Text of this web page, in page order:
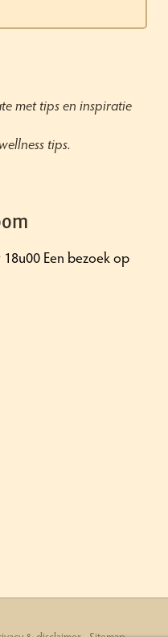
met tips en inspiratie
tips.
Een bezoek op